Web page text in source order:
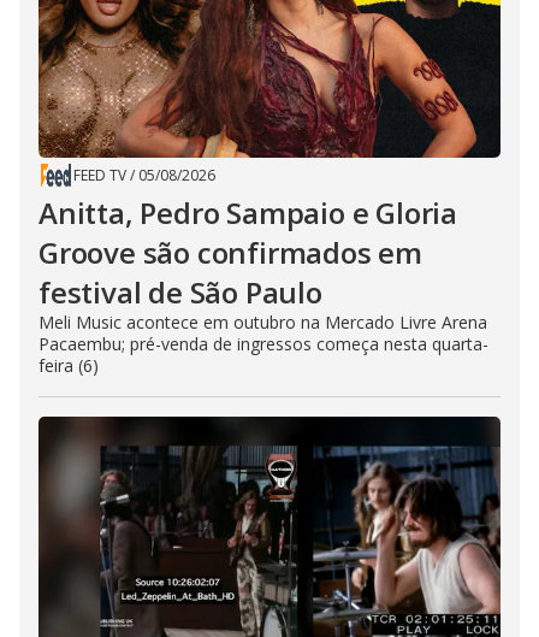
FEED TV/ 05/08/2026
Anitta, Pedro Sampaio e Gloria
Groove são confirmados em
festival de São Paulo
Meli Music acontece em outubro na Mercado Livre Arena
Pacaembu; pré-venda de ingressos começa nesta quarta-
feira (6)